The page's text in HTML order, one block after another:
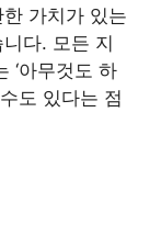
가치가 있는
다. 모든 지
‘아무것도 하
도 있다는 점